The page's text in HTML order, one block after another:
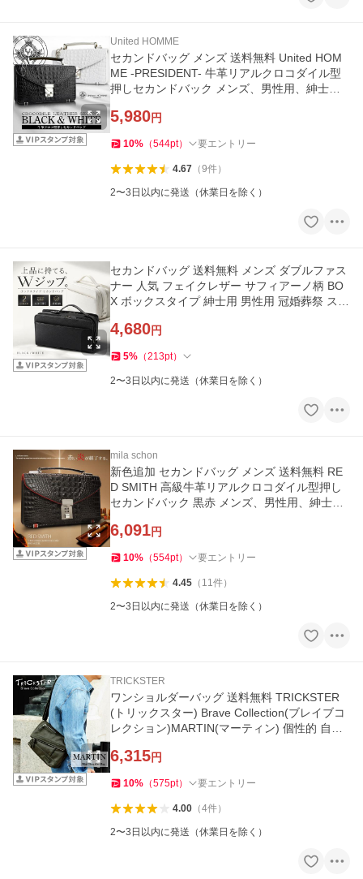
United HOMME
セカンドバッグ メンズ 送料無料 United HOM
ME -PRESIDENT- 牛革リアルクロコダイル型
押しセカンドバック メンズ、男性用、紳士用
5,980円
10% （544pt） 要エントリー
4.67（9件）
2〜3日以内に発送（休業日を除く）
セカンドバッグ 送料無料 メンズ ダブルファス
ナー 人気 フェイクレザー サフィアーノ柄 BO
X ボックスタイプ 紳士用 男性用 冠婚葬祭 スク
4,680円
5% （213pt）
2〜3日以内に発送（休業日を除く）
mila schon
新色追加 セカンドバッグ メンズ 送料無料 RE
D SMITH 高級牛革リアルクロコダイル型押し
セカンドバック 黒赤 メンズ、男性用、紳士用
6,091円
10% （554pt） 要エントリー
4.45（ 11件）
2〜3日以内に発送（休業日を除く）
TRICKSTER
ワンショルダーバッグ 送料無料 TRICKSTER
(トリックスター) Brave Collection(ブレイブコ
レクション)MARTIN(マーティン) 個性的 自転
6,315円
10% （575pt） 要エントリー
4.00（4件）
2〜3日以内に発送（休業日を除く）